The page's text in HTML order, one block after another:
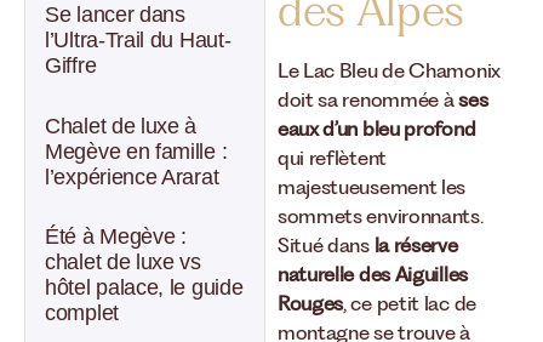
Se lancer dans
l’Ultra-Trail du Haut-
Giffre
Chalet de luxe à
Megève en famille :
l’expérience Ararat
Été à Megève :
chalet de luxe vs
hôtel palace, le guide
complet
des Alpes
Le Lac Bleu de Chamonix
doit sa renommée àses
eaux d’un bleu profond
qui reflètent
majestueusement les
sommets environnants.
Situé dans la réserve
naturelle des Aiguilles
Rouges, ce petit lac de
montagne se trouve à